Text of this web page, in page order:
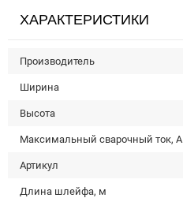
ХАРАКТЕРИСТИКИ
Производитель
Ширина
Высота
Максимальный сварочный ток, А
Артикул
Длина шлейфа, м